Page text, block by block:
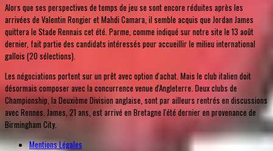
Alors que ses perspectives de temps de jeu se sont encore réduites après les
arrivées de Valentin Rongier et Mahdi Camara, il semble acquis que Jordan James
quittera le Stade Rennais cet été. Parme, comme indiqué sur notre site le 13 août
dernier, fait partie des candidats intéressés pour accueillir le milieu international
gallois (20 sélections).
Les négociations portent sur un prêt avec option d'achat. Mais le club italien doit
désormais composer avec la concurrence venue d'Angleterre. Deux clubs de
Championship, la Deuxième Division anglaise, sont par ailleurs rentrés en discussions
avec Rennes. James, 21 ans, est arrivé en Bretagne l'été dernier en provenance de
Birmingham City.
Mentions Légales